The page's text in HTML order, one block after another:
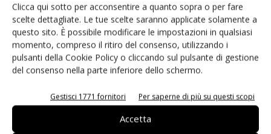
Clicca qui sotto per acconsentire a quanto sopra o per fare
scelte dettagliate. Le tue scelte saranno applicate solamente a
questo sito. È possibile modificare le impostazioni in qualsiasi
momento, compreso il ritiro del consenso, utilizzando i
pulsanti della Cookie Policy o cliccando sul pulsante di gestione
del consenso nella parte inferiore dello schermo.
Gestisci 1771 fornitori Per saperne di più su questi scopi
Accetta
Ciliegie sane e senza pesticidi con le reti
green Arrigoni
Daniele Colombo 19 Marzo 2019